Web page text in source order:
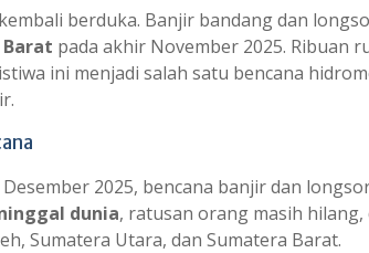
berduka. Banjir bandang dan
pada akhir November 2025. Ribuan
ini menjadi salah satu bencana
2025, bencana banjir dan
dunia, ratusan orang masih
Sumatera Utara, dan Sumatera Barat.